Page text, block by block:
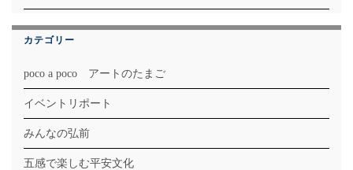
カテゴリー
poco a poco アートのたまご
イベントリポート
みんなの弘前
五感で楽しむ平安文化